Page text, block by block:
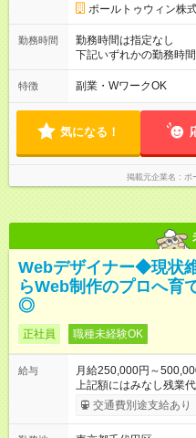
メントを担い、将来的
バックリーダー経験後
が可能です。 (1) プロジェクトマネージャー 現場のスペシャリ
ストとして、 クライア
大を見据え、 プロジェ
その他にも ・年間4回
度』 ・eラーニングで受講できる 独自教材『ソダテク』 な
ど、いずれも職位や経
用意しております 【試用期間】試用期間あり 試用期間の長さ：
3ヶ月 雇用形態、給与
ポールトゥウィン株
勤務時間
勤務時間は指定なし
下記いずれかの勤務時間となります。
機） (2)15：00～24：
機） ※実働8時間 ※遊技機に関しては、基本(2)～(3)いずれかの
特徴 副業・WワークOK
気になる！
掲載元企業名 ポ
Webデザイナー◆現状
らWeb制作のプロへ育
◎
正社員 職種未経験OK
給与
月給250,000円～
上記額にはみなし残業
ます。 みなし残業代
交通費別途支給あり